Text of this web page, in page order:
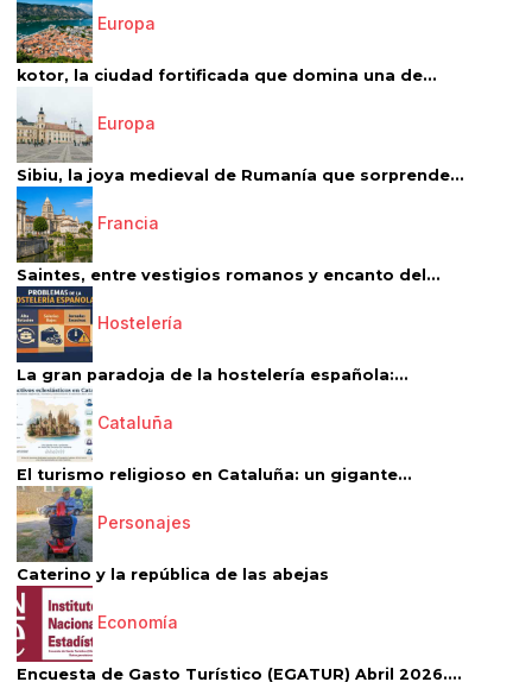
Europa
kotor, la ciudad fortificada que domina una de...
Europa
Sibiu, la joya medieval de Rumanía que sorprende...
Francia
Saintes, entre vestigios romanos y encanto del...
Hostelería
La gran paradoja de la hostelería española:...
Cataluña
El turismo religioso en Cataluña: un gigante...
Personajes
Caterino y la república de las abejas
Economía
Encuesta de Gasto Turístico (EGATUR) Abril 2026....